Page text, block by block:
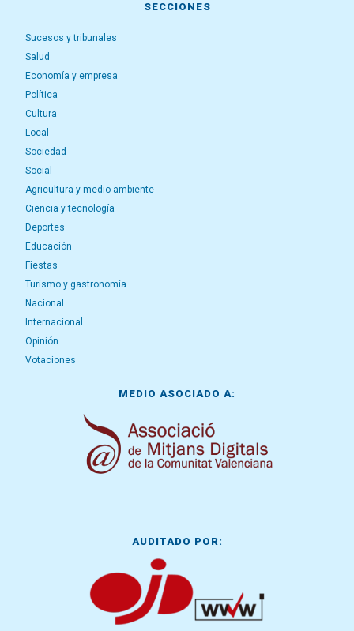
SECCIONES
Sucesos y tribunales
Salud
Economía y empresa
Política
Cultura
Local
Sociedad
Social
Agricultura y medio ambiente
Ciencia y tecnología
Deportes
Educación
Fiestas
Turismo y gastronomía
Nacional
Internacional
Opinión
Votaciones
MEDIO ASOCIADO A:
AUDITADO POR: